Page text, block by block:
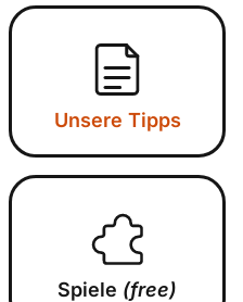
Unsere Tipps
Spiele (free)